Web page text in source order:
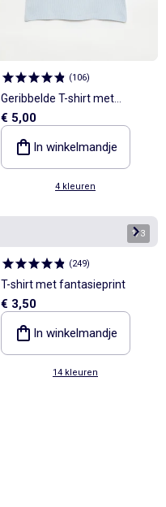
(106)
Geribbelde T-shirt met
volanmouwen
€ 5,00
In winkelmandje
4 kleuren
1/3
(249)
T-shirt met fantasieprint
€ 3,50
In winkelmandje
14 kleuren